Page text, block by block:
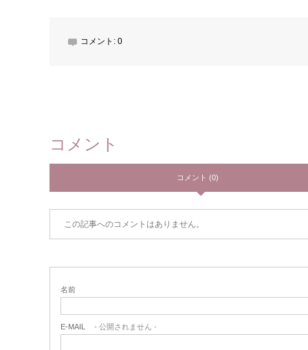
コメント: 0
コメント
コメント (0)
この記事へのコメントはありません。
名前
E-MAIL - 公開されません -